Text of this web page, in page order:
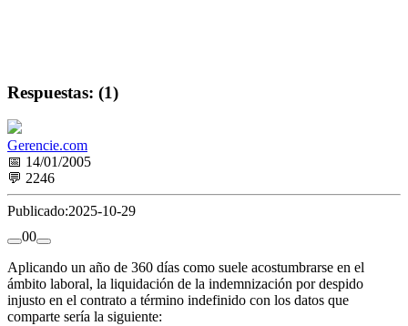
Respuestas: (1)
Gerencie.com
📅 14/01/2005
💬 2246
Publicado:2025-10-29
00
Aplicando un año de 360 días como suele acostumbrarse en el
ámbito laboral, la liquidación de la indemnización por despido
injusto en el contrato a término indefinido con los datos que
comparte sería la siguiente: